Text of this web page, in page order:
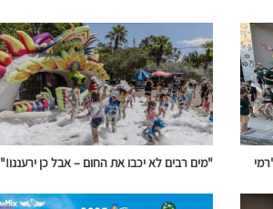
"מים רבים לא יכבו את החום – אבל כן ירעננו!"